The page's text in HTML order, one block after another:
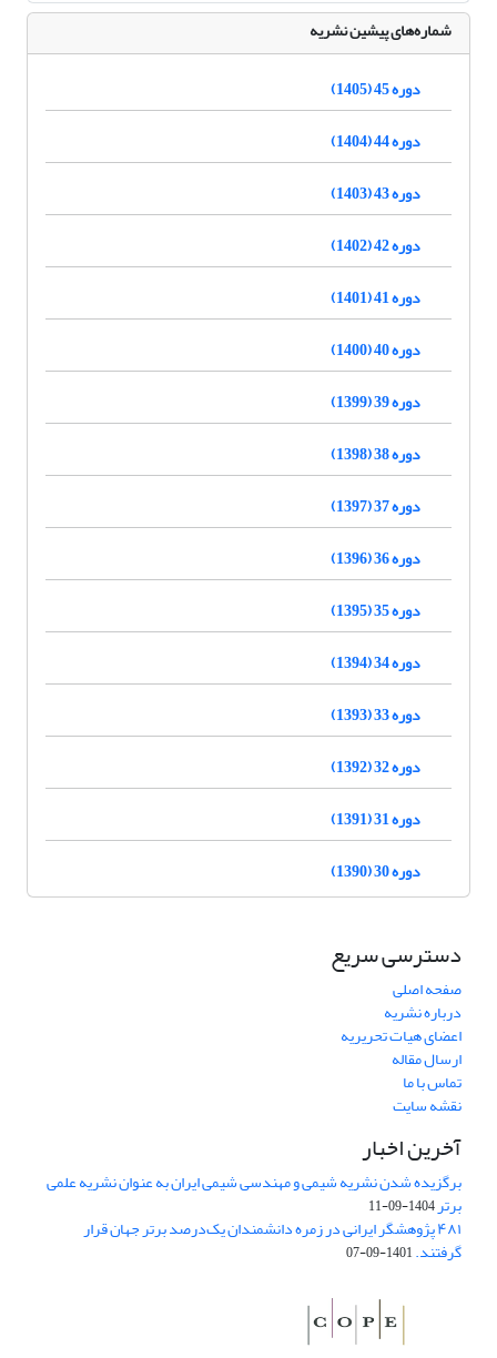
شماره‌های پیشین نشریه
دوره 45 (1405)
دوره 44 (1404)
دوره 43 (1403)
دوره 42 (1402)
دوره 41 (1401)
دوره 40 (1400)
دوره 39 (1399)
دوره 38 (1398)
دوره 37 (1397)
دوره 36 (1396)
دوره 35 (1395)
دوره 34 (1394)
دوره 33 (1393)
دوره 32 (1392)
دوره 31 (1391)
دوره 30 (1390)
دسترسی سریع
صفحه اصلی
درباره نشریه
اعضای هیات تحریریه
ارسال مقاله
تماس با ما
نقشه سایت
آخرین اخبار
برگزیده شدن نشریه شیمی و مهندسی شیمی ایران به عنوان نشریه علمی
برتر1404-09-11
۴۸۱ پژوهشگر ایرانی در زمره دانشمندان یک‌درصد برتر جهان قرار
گرفتند.1401-09-07